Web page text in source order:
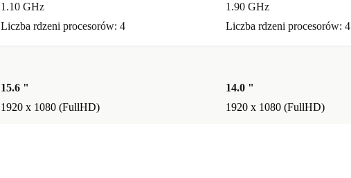
1.10 GHz
Liczba rdzeni procesorów: 4
1.90 GHz
Liczba rdzeni procesorów: 4
15.6 "
1920 x 1080 (FullHD)
14.0 "
1920 x 1080 (FullHD)